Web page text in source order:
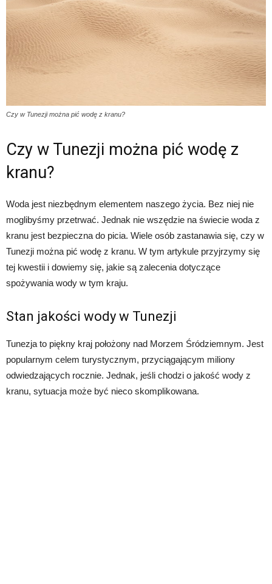
Czy w Tunezji można pić wodę z kranu?
Czy w Tunezji można pić wodę z
kranu?
Woda jest niezbędnym elementem naszego życia. Bez niej nie
moglibyśmy przetrwać. Jednak nie wszędzie na świecie woda z
kranu jest bezpieczna do picia. Wiele osób zastanawia się, czy w
Tunezji można pić wodę z kranu. W tym artykule przyjrzymy się
tej kwestii i dowiemy się, jakie są zalecenia dotyczące
spożywania wody w tym kraju.
Stan jakości wody w Tunezji
Tunezja to piękny kraj położony nad Morzem Śródziemnym. Jest
popularnym celem turystycznym, przyciągającym miliony
odwiedzających rocznie. Jednak, jeśli chodzi o jakość wody z
kranu, sytuacja może być nieco skomplikowana.